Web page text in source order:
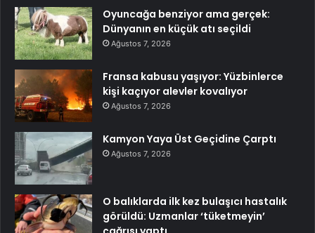
Oyuncağa benziyor ama gerçek:
Dünyanın en küçük atı seçildi
Ağustos 7, 2026
Fransa kabusu yaşıyor: Yüzbinlerce
kişi kaçıyor alevler kovalıyor
Ağustos 7, 2026
Kamyon Yaya Üst Geçidine Çarptı
Ağustos 7, 2026
O balıklarda ilk kez bulaşıcı hastalık
görüldü: Uzmanlar ‘tüketmeyin’